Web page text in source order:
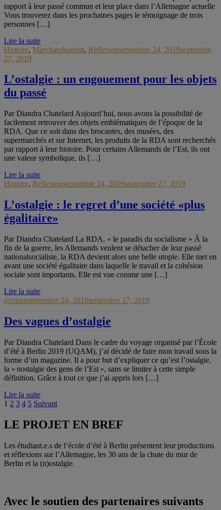
rapport à leur passé commun et leur place dans l’Allemagne actuelle
Vous trouverez dans les prochaines pages le témoignage de trois
personnes […]
Lire la suite
Histoire, Marchandisation, Réflexionseptembre 24, 2019septembre
27, 2019
L’ostalgie : un engouement pour les objets
du passé
Par Diandra Chatelard Aujourd’hui, nous avons la possibilité de
facilement retrouver des objets emblématiques de l’époque de la
RDA. Que ce soit dans des brocantes, des musées, des
supermarchés et sur Internet, les produits de la RDA sont recherchés
par rapport à leur histoire. Pour certains Allemands de l’Est, ils ont
une valeur symbolique, ils […]
Lire la suite
Histoire, Réflexionseptembre 24, 2019septembre 27, 2019
L’ostalgie : le regret d’une société «plus
égalitaire»
Par Diandra Chatelard La RDA, « le paradis du socialisme » À la
fin de la guerre, les Allemands veulent se détacher de leur passé
nationalsocialiste, la RDA devient alors une belle utopie. Elle met en
avant une société égalitaire dans laquelle le travail et la cohésion
sociale sont importants. Elle est vue comme une […]
Lire la suite
écritureseptembre 24, 2019septembre 27, 2019
Des vagues d’ostalgie
Par Diandra Chatelard Dans le cadre du voyage organisé par l’École
d’été à Berlin 2019 (UQAM), j’ai décidé de faire mon travail sous la
forme d’un magazine. Il a pour but d’expliquer ce qu’est l’ostalgie,
la « nostalgie des gens de l’Est », sans se limiter à cette simple
définition. Grâce à tout ce que j’ai appris lors […]
Lire la suite
Navigation
articles
Page
1 Page
2 Page
3 Page
4 Page
5 Suivant
LE PROJET EN BREF
Les étudiant.e.s de l’école d’été à Berlin présentent leur productions
et réflexions sur l’Allemagne, les 30 ans de la chute du mur de
Berlin et la (n)ostalgie.
Avec le soutien des partenaires suivants